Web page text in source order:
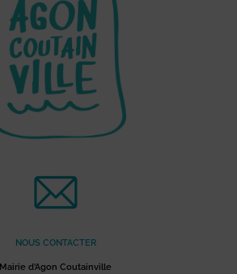
NOUS CONTACTER
Mairie d’Agon Coutainville